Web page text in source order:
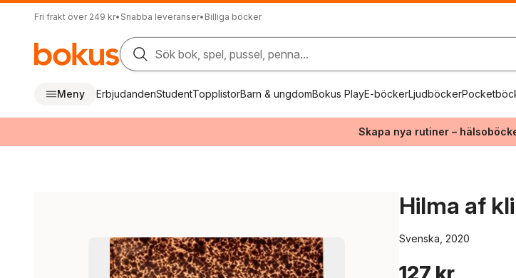
Fri frakt över 249 kr• Snabba leveranser• Billiga böcker
Sök bok, spel, pussel, penna...
Meny ErbjudandenStudentTopplistorBarn & ungdomBokus PlayE-böckerLjudböcker
Skapa nya rutiner –
Hilma af
Svenska, 2020
127 kr